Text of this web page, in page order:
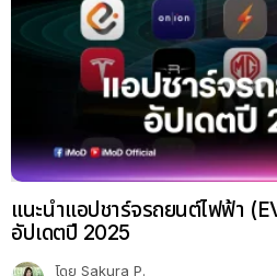
แนะนำแอปชาร์จรถยนต์ไฟฟ้า
อัปเดตปี 2025
โดย Sakura P.